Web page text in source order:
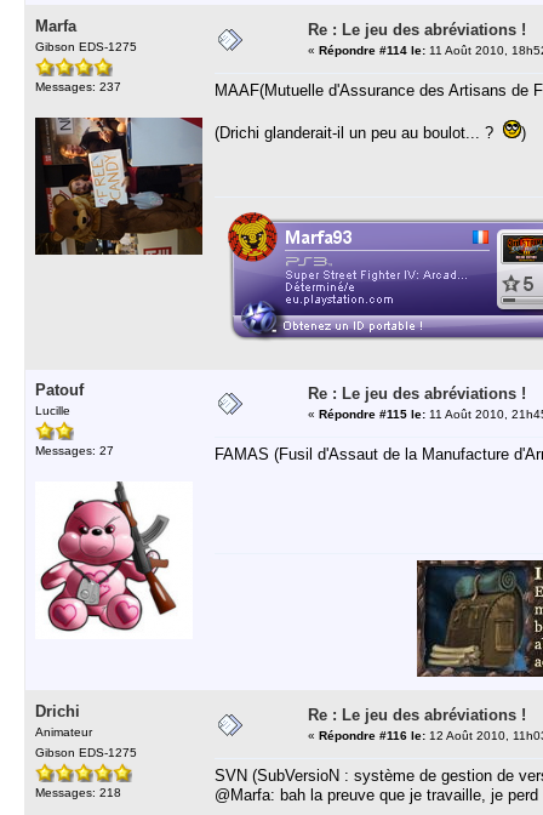
Marfa
Gibson EDS-1275
Messages: 237
Re : Le jeu des abréviations !
« Répondre #114 le: 11 Août 2010,
MAAF(Mutuelle d'Assurance des Artisans de
(Drichi glanderait-il un peu au boulot... ? )
Patouf
Lucille
Messages: 27
Re : Le jeu des abréviations !
« Répondre #115 le: 11 Août 2010,
FAMAS (Fusil d'Assaut de la Manufacture
Drichi
Animateur
Gibson EDS-1275
Messages: 218
Re : Le jeu des abréviations !
« Répondre #116 le: 12 Août 2010,
SVN (SubVersioN : système de gestion de
@Marfa: bah la preuve que je travaille, je